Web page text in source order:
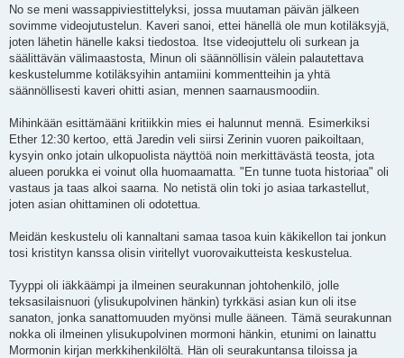
No se meni wassappiviestittelyksi, jossa muutaman päivän jälkeen
sovimme videojutustelun. Kaveri sanoi, ettei hänellä ole mun kotiläksyjä,
joten lähetin hänelle kaksi tiedostoa. Itse videojuttelu oli surkean ja
säälittävän välimaastosta, Minun oli säännöllisin välein palautettava
keskustelumme kotiläksyihin antamiini kommentteihin ja yhtä
säännöllisesti kaveri ohitti asian, mennen saarnausmoodiin.
Mihinkään esittämääni kritiikkin mies ei halunnut mennä. Esimerkiksi
Ether 12:30 kertoo, että Jaredin veli siirsi Zerinin vuoren paikoiltaan,
kysyin onko jotain ulkopuolista näyttöä noin merkittävästä teosta, jota
alueen porukka ei voinut olla huomaamatta. "En tunne tuota historiaa" oli
vastaus ja taas alkoi saarna. No netistä olin toki jo asiaa tarkastellut,
joten asian ohittaminen oli odotettua.
Meidän keskustelu oli kannaltani samaa tasoa kuin käkikellon tai jonkun
tosi kristityn kanssa olisin viritellyt vuorovaikutteista keskustelua.
Tyyppi oli iäkkäämpi ja ilmeinen seurakunnan johtohenkilö, jolle
teksasilaisnuori (ylisukupolvinen hänkin) tyrkkäsi asian kun oli itse
sanaton, jonka sanattomuuden myönsi mulle ääneen. Tämä seurakunnan
nokka oli ilmeinen ylisukupolvinen mormoni hänkin, etunimi on lainattu
Mormonin kirjan merkkihenkilöltä. Hän oli seurakuntansa tiloissa ja